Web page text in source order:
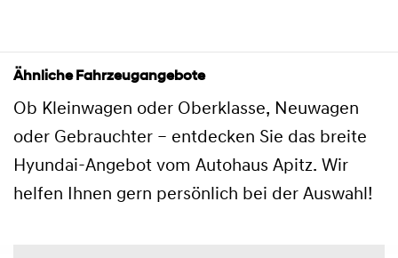
Ähnliche Fahrzeugangebote
Ob Kleinwagen oder Oberklasse, Neuwagen
oder Gebrauchter – entdecken Sie das breite
Hyundai-Angebot vom Autohaus Apitz. Wir
helfen Ihnen gern persönlich bei der Auswahl!